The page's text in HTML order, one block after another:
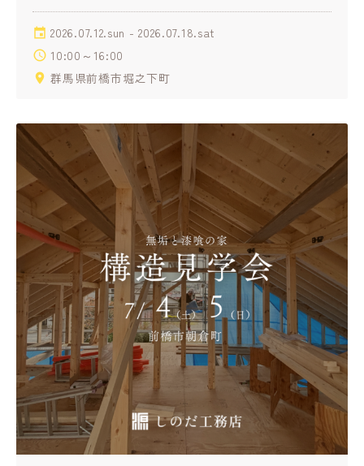
2026.07.12.sun - 2026.07.18.sat
10:00～16:00
群馬県前橋市堀之下町